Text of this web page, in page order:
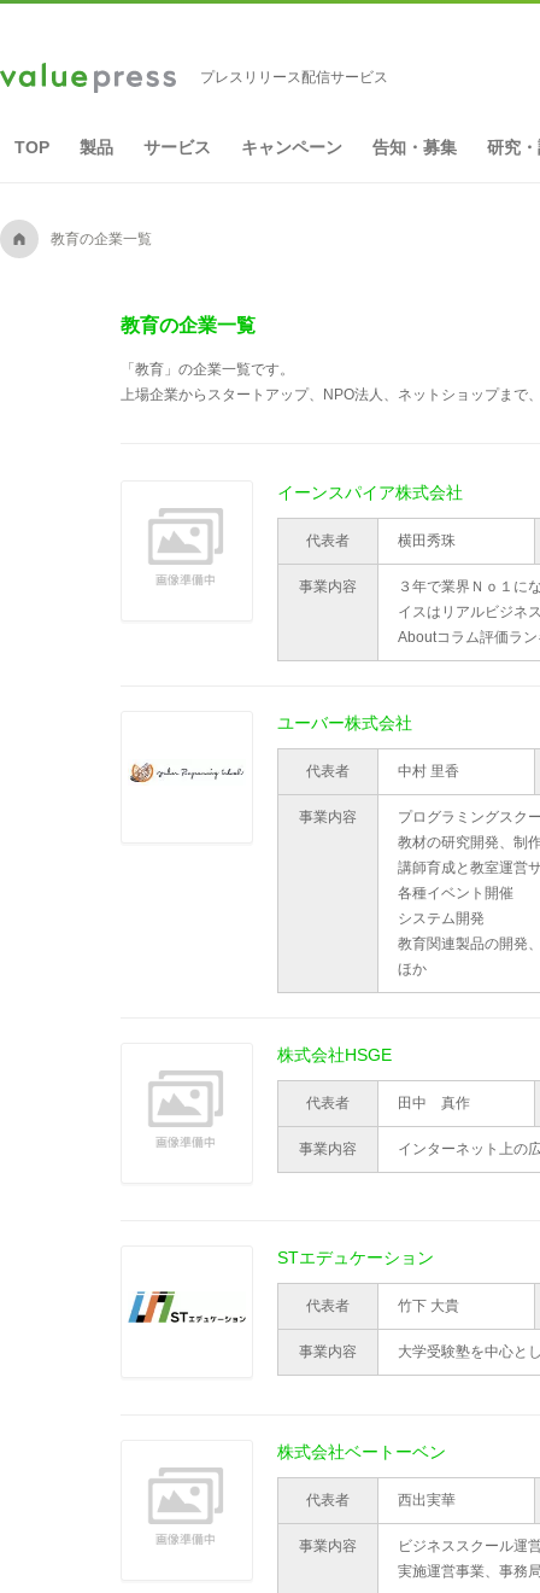
プレスリリース配信サービス
TOP 製品 サービス キャンペーン 告知・募集 研究
A 教育の企業一覧
教育の企業一覧
「教育」の企業一覧です。
上場企業からスタートアップ、NPO法人、ネットショップま
イーンスパイア株式会社
代表者 横田秀珠
事業内容
３年で業界Ｎｏ１に
イスはリアルビジネ
Aboutコラム評価ラ
ユーバー株式会社
代表者 中村 里香
事業内容
プログラミングスク
教材の研究開発、制
講師育成と教室運営
各種イベント開催
システム開発
教育関連製品の開発
ほか
株式会社HSGE
代表者 田中 真作
事業内容 インターネット上の
STエデュケーション
代表者 竹下 大貴
事業内容 大学受験塾を中心と
株式会社ベートーベン
代表者 西出実華
事業内容
ビジネススクール運
実施運営事業、事務